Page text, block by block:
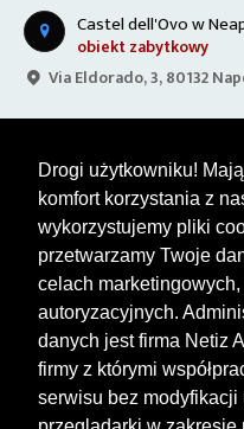
Drogi użytkowniku!
komfort korzystania z
wykorzystujemy pliki
przetwarzamy Twoje
celach
autoryzacyjnych.
danych jest firma Netiz
firmy z którymi
serwisu bez modyfikacji
Castel dell'Ovo w
obiekt zabytkowy
Via Eldorado, 3, 80132
Warto zobaczyć Serwisy
Bary Zakwaterowanie
Targi Giełdy Szkolenia
FOLLOW US